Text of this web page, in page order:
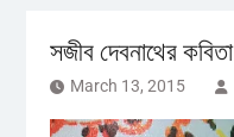
সজীব দেবনাথের
March 13, 2015